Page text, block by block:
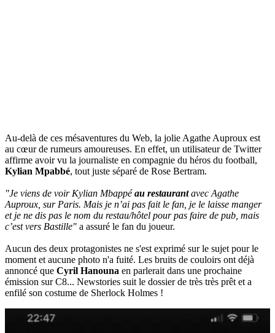
Au-delà de ces mésaventures du Web, la jolie Agathe Auproux est
au cœur de rumeurs amoureuses. En effet, un utilisateur de Twitter
affirme avoir vu la journaliste en compagnie du héros du football,
Kylian Mpabbé, tout juste séparé de Rose Bertram.
"Je viens de voir Kylian Mbappéau restaurantavec Agathe
Auproux, sur Paris. Mais je n’ai pas fait le fan, je le laisse manger
et je ne dis pas le nom du restau/hôtel pour pas faire de pub, mais
c’est vers Bastille" a assuré le fan du joueur.
Aucun des deux protagonistes ne s'est exprimé sur le sujet pour le
moment et aucune photo n'a fuité. Les bruits de couloirs ont déjà
annoncé que Cyril Hanouna en parlerait dans une prochaine
émission sur C8... Newstories suit le dossier de très très prêt et a
enfilé son costume de Sherlock Holmes !